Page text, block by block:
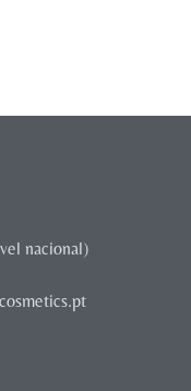
nacional)